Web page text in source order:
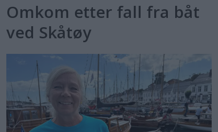
Omkom etter fall fra båt
ved Skåtøy